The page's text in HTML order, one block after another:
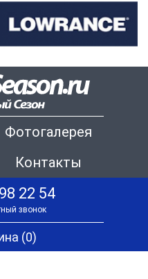
Фотогалерея
Контакты
22 54
звонок
(0)